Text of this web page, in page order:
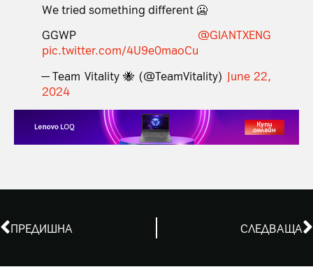
We tried something different 🥶
GGWP @GIANTXENG
pic.twitter.com/4U9e0maoCu
— Team Vitality 🐝 (@TeamVitality) June 22,
2024
ПРЕДИШНА СЛЕДВАЩА